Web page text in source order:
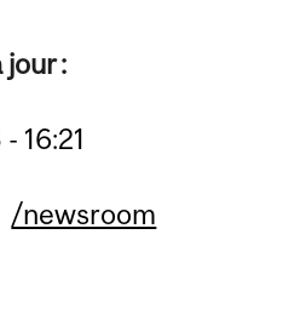
jour :
16:21
/newsroom